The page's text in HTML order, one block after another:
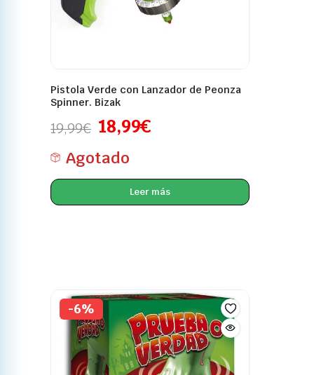
Pistola Verde con Lanzador de Peonza
Spinner. Bizak
19,99€ 18,99€
Agotado
Leer más
-6%